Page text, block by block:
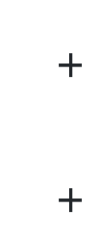
+
+